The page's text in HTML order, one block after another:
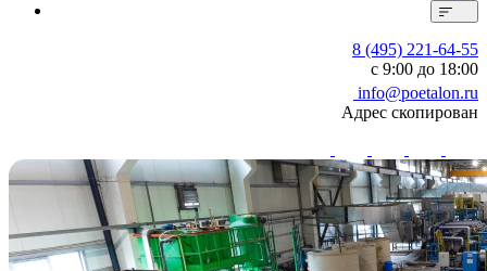
8 (495) 221-64-55
с 9:00 до 18:00
info@poetalon.ru
Адрес скопирован